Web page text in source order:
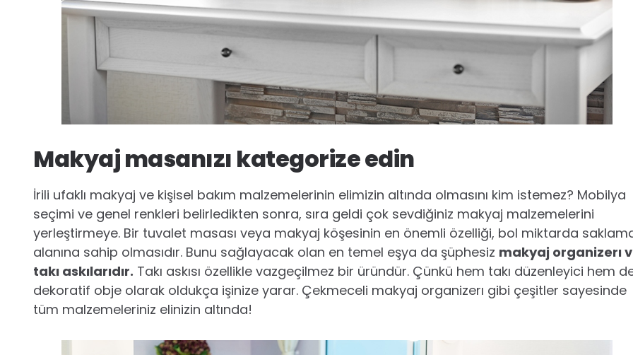
Makyaj masanızı kategorize edin
İrili ufaklı makyaj ve kişisel bakım malzemelerinin elimizin altında olmasını kim istemez? Mobilya
seçimi ve genel renkleri belirledikten sonra, sıra geldi çok sevdiğiniz makyaj malzemelerini
yerleştirmeye. Bir tuvalet masası veya makyaj köşesinin en önemli özelliği, bol miktarda
alanına sahip olmasıdır. Bunu sağlayacak olan en temel eşya da şüphesiz makyaj organizerı
takı askılarıdır. Takı askısı özellikle vazgeçilmez bir üründür. Çünkü hem takı düzenleyici hem
dekoratif obje olarak oldukça işinize yarar. Çekmeceli makyaj organizerı gibi çeşitler sayesinde
tüm malzemeleriniz elinizin altında!